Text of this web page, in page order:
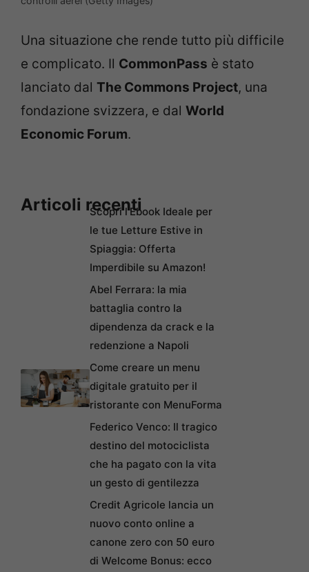
Una situazione che rende tutto più difficile
e complicato. Il CommonPass è stato
lanciato dal The Commons Project, una
fondazione svizzera, e dal World
Economic Forum.
Articoli recentiScopri l’Ebook Ideale per
le tue Letture Estive in
Spiaggia: Offerta
Imperdibile su Amazon!
Abel Ferrara: la mia
battaglia contro la
dipendenza da crack e la
redenzione a Napoli
Come creare un menu
digitale gratuito per il
ristorante con MenuForma
Federico Venco: Il tragico
destino del motociclista
che ha pagato con la vita
un gesto di gentilezza
Credit Agricole lancia un
nuovo conto online a
canone zero con 50 euro
di Welcome Bonus: ecco